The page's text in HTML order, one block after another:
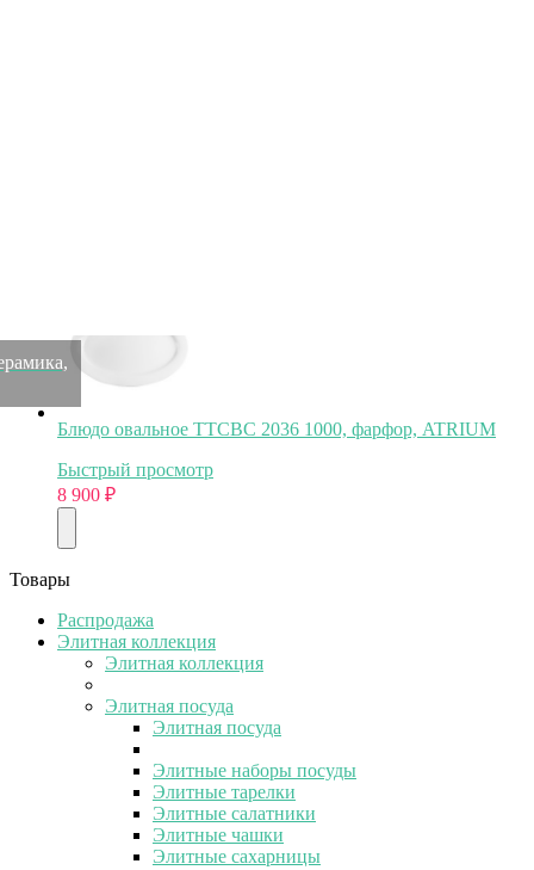
Блюдо овальное TTCBC 2036 1000, фарфор, ATRIUM
Быстрый просмотр
8 900 ₽
Товары
Распродажа
Элитная коллекция
Элитная коллекция
Элитная посуда
Элитная посуда
Элитные наборы посуды
Элитные тарелки
Элитные салатники
Элитные чашки
Элитные сахарницы